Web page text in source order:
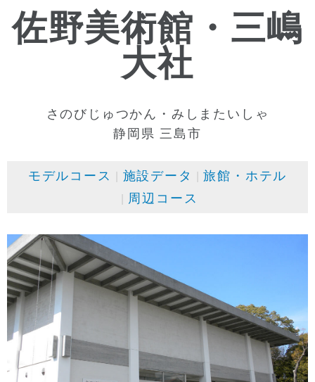
佐野美術館・三嶋
大社
さのびじゅつかん・みしまたいしゃ
静岡県 三島市
モデルコース 施設データ
旅館・ホテル
周辺コース